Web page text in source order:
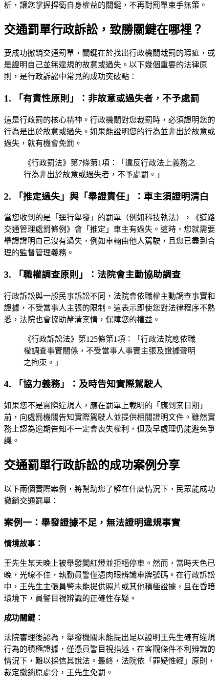
析，讓您掌握捍衛自身權益的關鍵，不再對罰單束手無策。
交通罰單行政訴訟，致勝關鍵在哪裡？
要成功撤銷交通罰單，關鍵在於找出行政機關裁罰的瑕疵，或
是證明自己並無違規的故意或過失。以下幾個重要的法律原
則，是行政訴訟中常見的成功突破點：
1. 「有責性原則」：非故意或過失者，不予處罰
這是行政罰的核心精神。行政機關對您裁罰時，必須證明您的
行為是出於故意或過失。如果能證明您的行為並非出於故意或
過失，就有機會免罰。
《行政罰法》第7條第1項：「違反行政法上義務之
行為非出於故意或過失者，不予處罰。」
2. 「推定過失」與「舉證責任」：車主須證明清白
當您收到的是「逕行舉發」的罰單（例如科技執法），《道路
交通管理處罰條例》會「推定」車主有過失。這時，您就需要
舉證證明自己沒有過失，例如車輛由他人駕駛，且您已盡到合
理的監督管理義務。
3. 「職權調查原則」：法院會主動協助調查
行政訴訟與一般民事訴訟不同，法院會依職權主動調查事實和
證據，不受當事人主張的限制。這表示即使您對法律程序不熟
悉，法院也會協助釐清案情，保障您的權益。
《行政訴訟法》第125條第1項：「行政法院應依職
權調查事實關係，不受當事人事實主張及證據聲明
之拘束。」
4. 「協力義務」：及時告知實際駕駛人
如果您不是實際違規人，應在罰單上載明的「應到案日期」
前，向處罰機關告知實際駕駛人並提供相關證明文件。雖然實
務上認為逾期告知不一定會喪失權利，但及早處理仍能避免爭
議。
交通罰單行政訴訟的成功案例分享
以下兩個實際案例，將幫助您了解在什麼情況下，民眾能成功
撤銷交通罰單：
案例一：舉發證據不足，無法證明違規事實
情境故事：
王先生某天晚上被舉發闖紅燈並拒絕停車。然而，當時天色已
晚，光線不佳，執勤員警僅憑肉眼辨識車牌號碼。在行政訴訟
中，王先生主張員警未能提供照片或其他積極證據，且在昏暗
環境下，員警目視辨識的正確性存疑。
成功關鍵：
法院審理後認為，舉發機關未能提出足以證明王先生確有違規
行為的積極證據，僅憑員警目視指述，在客觀條件不利辨識的
情況下，難以採信其說法。最終，法院依「罪疑惟輕」原則，
裁定撤銷原處分，王先生免罰。